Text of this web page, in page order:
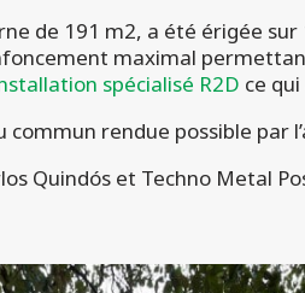
de 191 m2, a été érigée
maximal
spécialisé R2D ce
commun rendue possible par
Quindós et Techno Metal